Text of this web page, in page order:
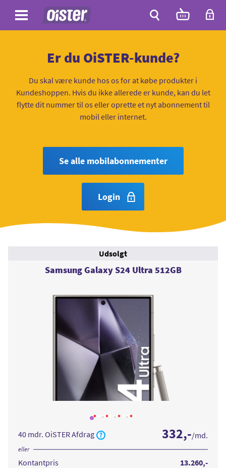
Antal
varer
i
Er du OiSTER-kunde?
Du skal være kunde hos os for at købe produkter i
Kundeshoppen. Hvis du ikke allerede er kunde, kan du let
flytte dit nummer til os eller oprette et nyt abonnement til
mobil eller internet.
Se alle mobilabonnementer
Login
Samsung Galaxy S24 Ultra 512GB
Udsolgt
Læs
om
Samsung
Galaxy
S24
Læs
om
Samsung
Galaxy
S24
Læs
S24
Læs
S24
332,-/md.
40 mdr. OiSTER Afdrag
eller
13.260,-
Kontantpris